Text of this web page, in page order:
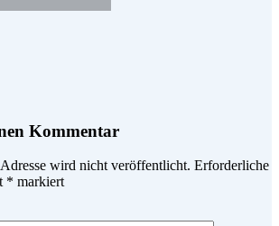
Kommentar
wird nicht veröffentlicht. Erforderliche
* markiert